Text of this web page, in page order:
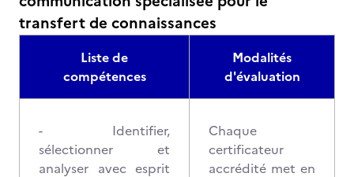
transfert de connaissances
Liste de
compétences
Modalités
d'évaluation
- Identifier,
sélectionner et
analyser avec esprit
Chaque
certificateur
accrédité met en